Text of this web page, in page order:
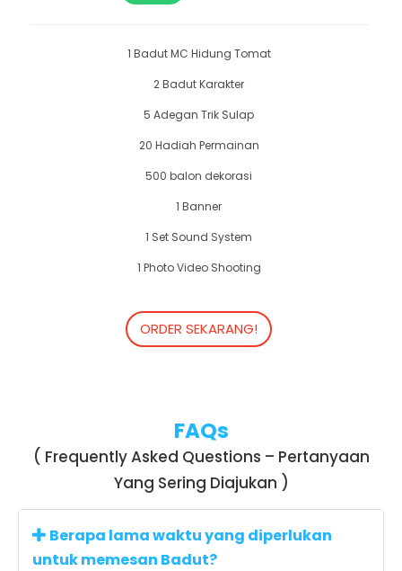
1 Badut MC Hidung Tomat
2 Badut Karakter
5 Adegan Trik Sulap
20 Hadiah Permainan
500 balon dekorasi
1 Banner
1 Set Sound System
1 Photo Video Shooting
ORDER SEKARANG!
FAQs
( Frequently Asked Questions – Pertanyaan
Yang Sering Diajukan )
Berapa lama waktu yang diperlukan
untuk memesan Badut?